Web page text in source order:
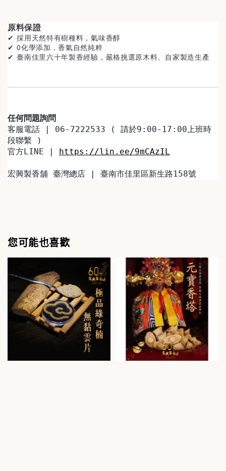
原料保證
✔ 採用天然特有樹種料 ，氣味香醇
✔ 0化學添加，香氣自然純粹
✔ 臺南佳里六十年製香經驗，嚴格挑選原木料、自家製造生產
任何問題詢問
客服電話 | 06-7222533 ( 請於9:00-17:00上班時
段聯繫 )
官方LINE | https://lin.ee/9mCAzIL
宏興製香舖 臺灣總店 | 臺南市佳里區新生路158號
您可能也喜歡